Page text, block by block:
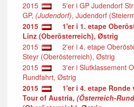
2015
5'er i GP Judendorf
GP, (Judendorf), Judendorf
2015
1'er i 1. etape
Linz (Oberösterreich), Østrig
2015
2'er i 4. etape
Steyr (Oberösterreich), Østrig
2015
3'er i Slutklassement
Rundfahrt, Østrig
2015
1'er i 4. etape
Tour of Austria, (Österreich-